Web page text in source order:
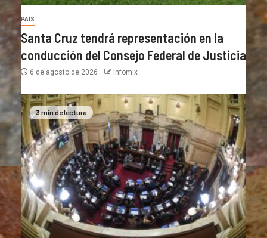
PAÍS
Santa Cruz tendrá representación en la
conducción del Consejo Federal de Justicia
6 de agosto de 2026 Infomix
3 min de lectura